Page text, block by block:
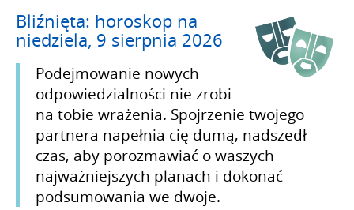
Bliźnięta: horoskop na
niedziela, 9 sierpnia 2026
Podejmowanie nowych
odpowiedzialności nie zrobi
na tobie wrażenia. Spojrzenie twojego
partnera napełnia cię dumą, nadszedł
czas, aby porozmawiać o waszych
najważniejszych planach i dokonać
podsumowania we dwoje.